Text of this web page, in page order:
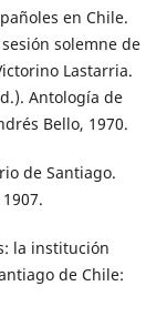
en Chile.
solemne de
Lastarria.
Antología de
Bello, 1970.
de Santiago.
la institución
de Chile: